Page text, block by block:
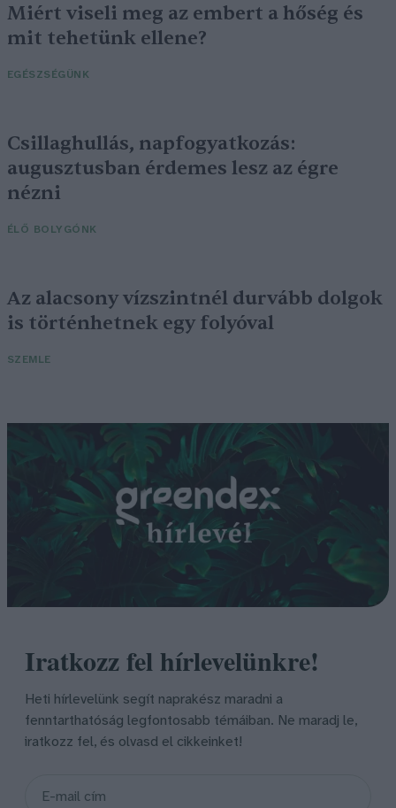
Miért viseli meg az embert a hőség és
mit tehetünk ellene?
EGÉSZSÉGÜNK
Csillaghullás, napfogyatkozás:
augusztusban érdemes lesz az égre
nézni
ÉLŐ BOLYGÓNK
Az alacsony vízszintnél durvább dolgok
is történhetnek egy folyóval
SZEMLE
Iratkozz fel hírlevelünkre!
Heti hírlevelünk segít naprakész maradni a
fenntarthatóság legfontosabb témáiban. Ne maradj le,
iratkozz fel, és olvasd el cikkeinket!